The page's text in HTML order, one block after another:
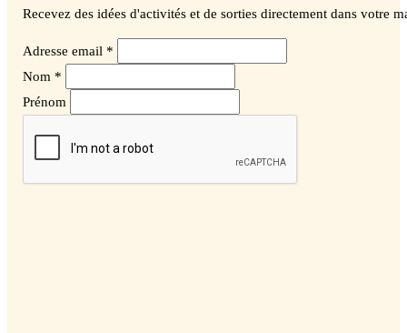
Recevez des idées d'activités et de sorties directement dans votre
Adresse email *
Nom *
Prénom